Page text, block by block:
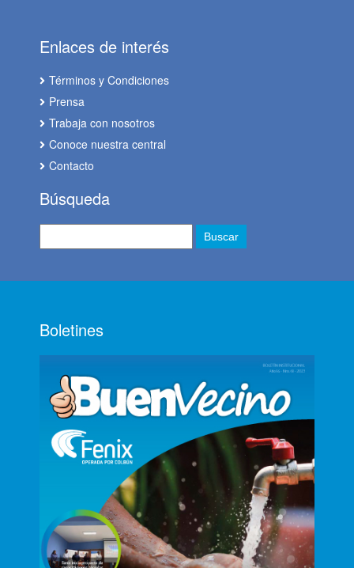
Enlaces de interés
Términos y Condiciones
Prensa
Trabaja con nosotros
Conoce nuestra central
Contacto
Búsqueda
Boletines